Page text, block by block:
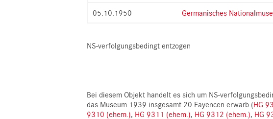
05.10.1950 Germanisches
NS-verfolgungsbedingt entzogen
Bei diesem Objekt handelt es sich um NS-
das Museum 1939 insgesamt 20 Fayencen erwarb (HG
9310 (ehem.), HG 9311 (ehem.), HG 9312 (ehem.), HG